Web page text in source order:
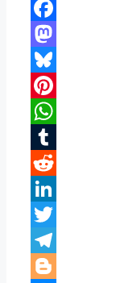
Facebook
Mastodon
Bluesky
Pinterest
WhatsApp
Tumblr
Reddit
LinkedIn
Twitter
Telegram